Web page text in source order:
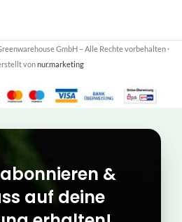
GmbH – Alle Rechte vorbehalten·
vonnur.marketing
&
auf deine